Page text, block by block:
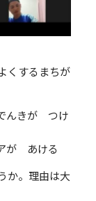
くするまちが
んきが つけ
が あける
か。理由は大